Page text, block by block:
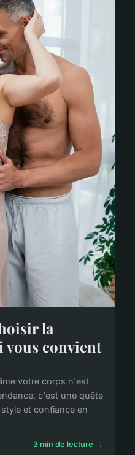
la
vous convient
votre corps n'est
c'est une quête
et confiance en
3 min de lecture →